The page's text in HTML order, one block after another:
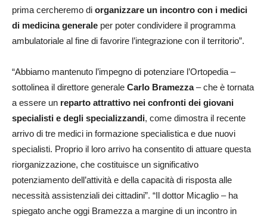
prima cercheremo di organizzare un incontro con i medici
di medicina generale per poter condividere il programma
ambulatoriale al fine di favorire l’integrazione con il territorio”.
“Abbiamo mantenuto l’impegno di potenziare l’Ortopedia –
sottolinea il direttore generale Carlo Bramezza– che è tornata
a essere un reparto attrattivo nei confronti dei giovani
specialisti e degli specializzandi, come dimostra il recente
arrivo di tre medici in formazione specialistica e due nuovi
specialisti. Proprio il loro arrivo ha consentito di attuare questa
riorganizzazione, che costituisce un significativo
potenziamento dell’attività e della capacità di risposta alle
necessità assistenziali dei cittadini”. “Il dottor Micaglio – ha
spiegato anche oggi Bramezza a margine di un incontro in